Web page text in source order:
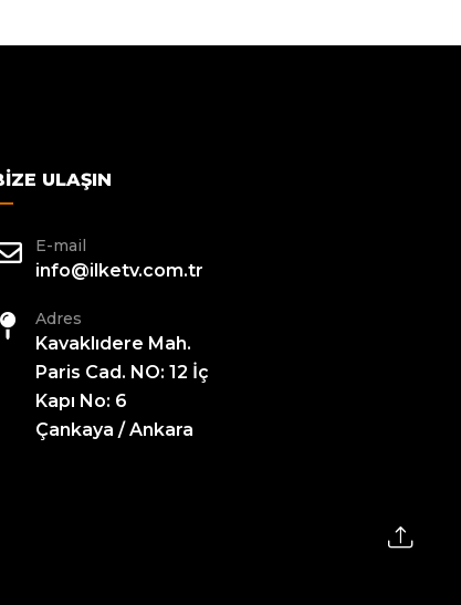
ULAŞIN
E-mail
info@ilketv.com.tr
Adres
Kavaklıdere Mah.
Paris Cad. NO: 12 İç
Kapı No: 6
Çankaya / Ankara